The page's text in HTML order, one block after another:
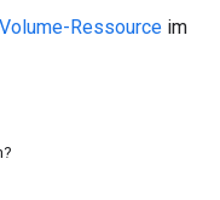
Volume-Ressource im